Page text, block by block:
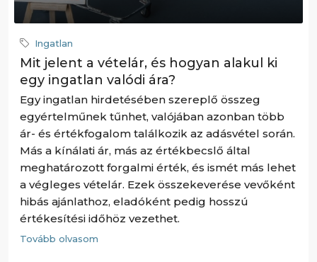
Ingatlan
Mit jelent a vételár, és hogyan alakul ki
egy ingatlan valódi ára?
Egy ingatlan hirdetésében szereplő összeg
egyértelműnek tűnhet, valójában azonban több
ár- és értékfogalom találkozik az adásvétel során.
Más a kínálati ár, más az értékbecslő által
meghatározott forgalmi érték, és ismét más lehet
a végleges vételár. Ezek összekeverése vevőként
hibás ajánlathoz, eladóként pedig hosszú
értékesítési időhöz vezethet.
Tovább olvasom